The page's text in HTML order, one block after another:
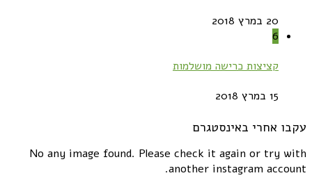
20 במרץ 2018
6
קציצות כרישה מושלמות
15 במרץ 2018
עקבו אחרי באינסטגרם
No any image found. Please check it again or try with
another instagram account.